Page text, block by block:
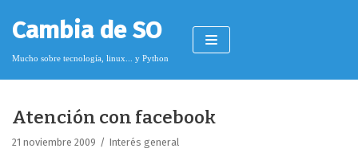
Saltar
al
contenido
Cambia de SO
Mucho sobre tecnología, linux... y Python
Pimagizer
Atención con facebook
21 noviembre 2009 Interés general